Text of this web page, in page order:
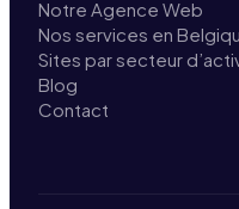
Notre Agence Web
Nos services en
Sites par secteur
Blog
Contact